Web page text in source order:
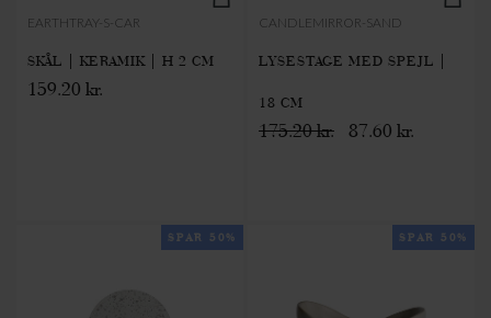
EARTHTRAY-S-CAR
SKÅL | KERAMIK | H 2 CM
159.20 kr.
CANDLEMIRROR-SAND
LYSESTAGE MED SPEJL |
18 CM
175.20 kr. 87.60 kr.
SPAR 50% SPAR 50%